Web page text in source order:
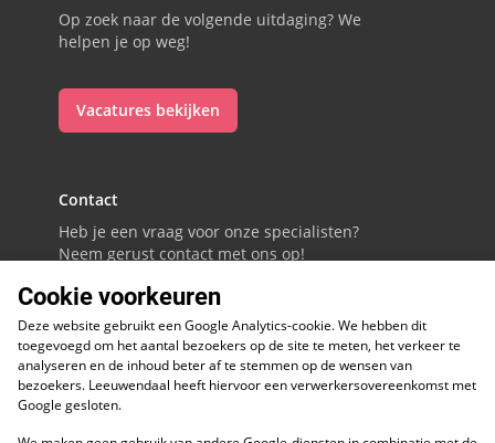
Contact
Heb je een vraag voor onze specialisten?
Neem gerust contact met ons op!
088 - 0086800
Volg ons op LinkedIn
Op zoek naar de volgende uitdaging? We
helpen je op weg!
Vacatures bekijken
Cookie voorkeuren
Deze website gebruikt een Google Analytics-cookie. We hebben dit
toegevoegd om het aantal bezoekers op de site te meten, het verkeer te
analyseren en de inhoud beter af te stemmen op de wensen van
bezoekers. Leeuwendaal heeft hiervoor een verwerkersovereenkomst met
Google gesloten.